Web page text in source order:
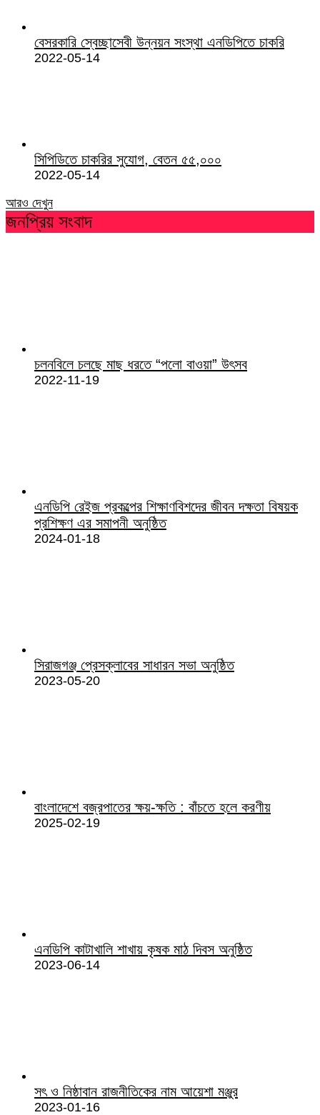
বেসরকারি স্বেচ্ছাসেবী উন্নয়ন সংস্থা এনডিপিতে চাকরি
2022-05-14
সিপিডিতে চাকরির সুযোগ, বেতন ৫৫,০০০
2022-05-14
আরও দেখুন
জনপ্রিয় সংবাদ
চলনবিলে চলছে মাছ ধরতে “পলো বাওয়া” উৎসব
2022-11-19
এনডিপি রেইজ প্রকল্পের শিক্ষাণবিশদের জীবন দক্ষতা বিষয়ক
প্রশিক্ষণ এর সমাপনী অনুষ্ঠিত
2024-01-18
সিরাজগঞ্জ প্রেসক্লাবের সাধারন সভা অনুষ্ঠিত
2023-05-20
বাংলাদেশে বজ্রপাতের ক্ষয়-ক্ষতি : বাঁচতে হলে করণীয়
2025-02-19
এনডিপি কাটাখালি শাখায় কৃষক মাঠ দিবস অনুষ্ঠিত
2023-06-14
সৎ ও নিষ্ঠাবান রাজনীতিকের নাম আয়েশা মঞ্জুর
2023-01-16